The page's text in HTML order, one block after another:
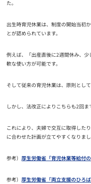
た。
出生時育児休業は、制度の開始当初
とが認められています。
例えば、「出産直後に2週間休み、
軟な使い方が可能です。
そして従来の育児休業は、原則とし
しかし、法改正によりこちらも2回ま
これにより、夫婦で交互に取得した
に合わせた計画が立てやすくなりまし
参考）厚生労働省「育児休業等給付
参考）厚生労働省「両立支援のひろ